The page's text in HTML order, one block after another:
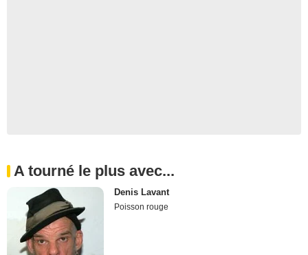
A tourné le plus avec...
Denis Lavant
Poisson rouge